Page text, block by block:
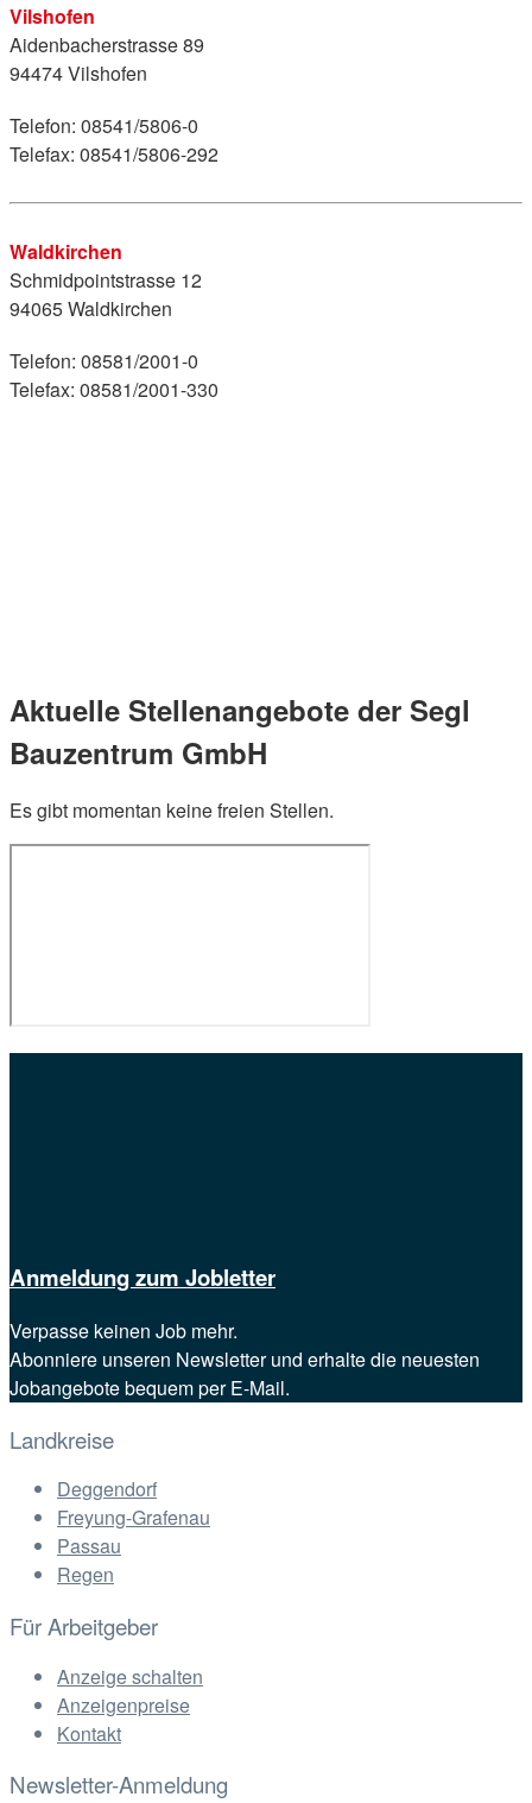
Vilshofen
Aidenbacherstrasse 89
94474 Vilshofen
Telefon: 08541/5806-0
Telefax: 08541/5806-292
Waldkirchen
Schmidpointstrasse 12
94065 Waldkirchen
Telefon: 08581/2001-0
Telefax: 08581/2001-330
Aktuelle Stellenangebote der Segl
Bauzentrum GmbH
Es gibt momentan keine freien Stellen.
Anmeldung zum Jobletter
Verpasse keinen Job mehr.
Abonniere unseren Newsletter und erhalte die neuesten
Jobangebote bequem per E-Mail.
Landkreise
Deggendorf
Freyung-Grafenau
Passau
Regen
Für Arbeitgeber
Anzeige schalten
Anzeigenpreise
Kontakt
Newsletter-Anmeldung